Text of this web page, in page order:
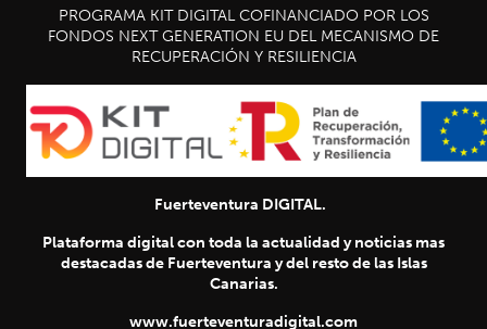
PROGRAMA KIT DIGITAL COFINANCIADO POR LOS
FONDOS NEXT GENERATION EU DEL MECANISMO DE
RECUPERACIÓN Y RESILIENCIA
Fuerteventura DIGITAL.
Plataforma digital con toda la actualidad y noticias mas
destacadas de Fuerteventura y del resto de las Islas
Canarias.
www.fuerteventuradigital.com